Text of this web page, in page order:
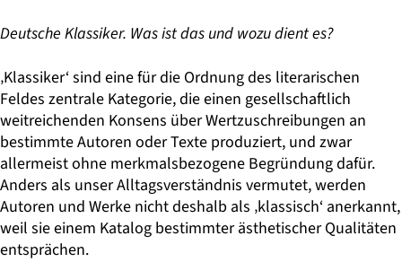
Deutsche Klassiker. Was ist das und wozu dient es?
‚Klassiker‘ sind eine für die Ordnung des literarischen
Feldes zentrale Kategorie, die einen gesellschaftlich
weitreichenden Konsens über Wertzuschreibungen an
bestimmte Autoren oder Texte produziert, und zwar
allermeist ohne merkmalsbezogene Begründung dafür.
Anders als unser Alltagsverständnis vermutet, werden
Autoren und Werke nicht deshalb als ‚klassisch‘ anerkannt,
weil sie einem Katalog bestimmter ästhetischer Qualitäten
entsprächen.